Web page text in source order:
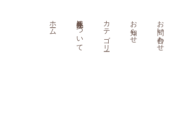
ホーム 小丸屋住井について カテゴリー お知らせ お問い合わせ